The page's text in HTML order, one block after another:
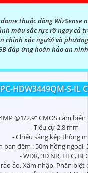
dome thuộc dòng
màu sắc rực rỡ ngay cả
chính xác người và
đáp ứng hoàn hảo an
HDW3449QM-S-IL
@1/2.9" CMOS cảm
- Tiêu cự 2.8 mm
- Chiếu sáng kép thông
ban đêm : 50m hồng ngoại,
- WDR, 3D NR, HLC,
rào ảo, Xâm nhập, Phân